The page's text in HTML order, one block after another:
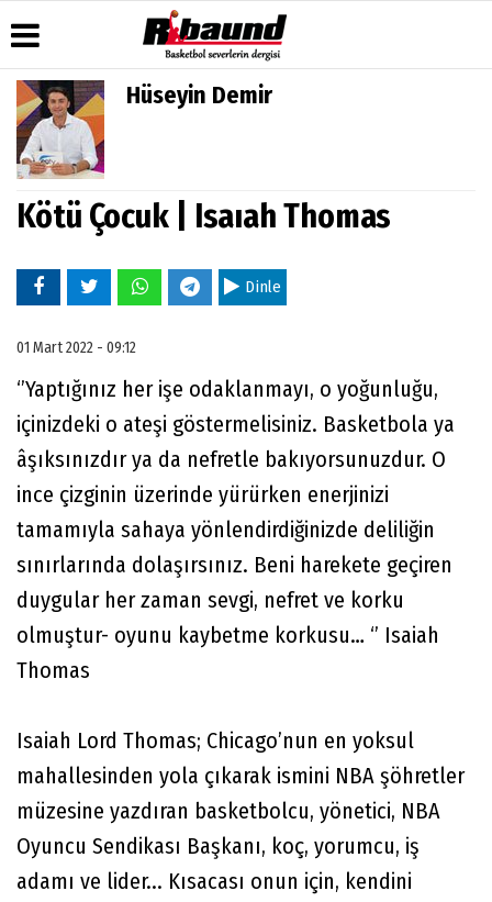
Üye Paneli
Haber
Arşivi
Gazete
Arşivi
Manşetleri
Anketler
Biyografiler
Galeri
Politikası
Hüseyin Demir
Kötü Çocuk | Isaıah Thomas
Dinle
01 Mart 2022 - 09:12
‘’Yaptığınız her işe odaklanmayı, o yoğunluğu,
içinizdeki o ateşi göstermelisiniz. Basketbola ya
âşıksınızdır ya da nefretle bakıyorsunuzdur. O
ince çizginin üzerinde yürürken enerjinizi
tamamıyla sahaya yönlendirdiğinizde deliliğin
sınırlarında dolaşırsınız. Beni harekete geçiren
duygular her zaman sevgi, nefret ve korku
olmuştur- oyunu kaybetme korkusu… ‘’ Isaiah
Thomas
Isaiah Lord Thomas; Chicago’nun en yoksul
mahallesinden yola çıkarak ismini NBA şöhretler
müzesine yazdıran basketbolcu, yönetici, NBA
Oyuncu Sendikası Başkanı, koç, yorumcu, iş
adamı ve lider... Kısacası onun için, kendini